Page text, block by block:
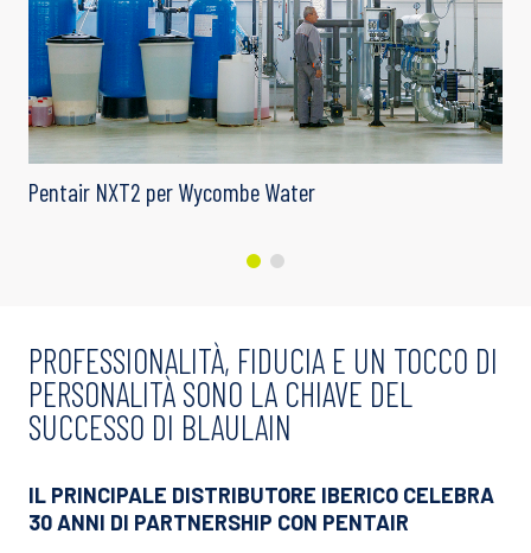
Pentair NXT2 per Wycombe Water
PROFESSIONALITÀ, FIDUCIA E UN TOCCO DI
PERSONALITÀ SONO LA CHIAVE DEL
SUCCESSO DI BLAULAIN
IL PRINCIPALE DISTRIBUTORE IBERICO CELEBRA
30 ANNI DI PARTNERSHIP CON PENTAIR